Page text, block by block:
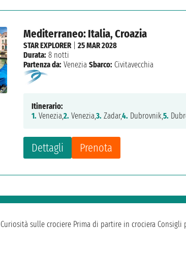
Mediterraneo: Italia, Croazia
Dettagli Prenota
STAR EXPLORER|25 MAR 2028
Durata: 8 notti
Partenza da: Venezia Sbarco: Civitavecchia
Itinerario:
1. Venezia,2. Venezia,3. Zadar,4. Dubrovnik,5.
Curiosità sulle crociere Prima di partire in crociera Consigli